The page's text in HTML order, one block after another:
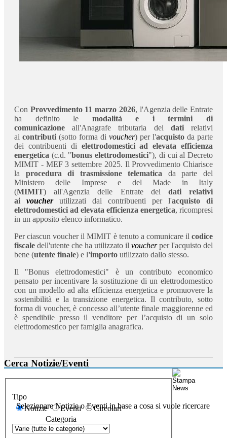
Con Provvedimento 11 marzo 2026, l'Agenzia delle Entrate
ha definito le modalità e i termini di
comunicazione all'Anagrafe tributaria dei datirelativi
ai contributi (sotto forma di voucher) per l'acquisto da parte
dei contribuenti di elettrodomestici ad elevata efficienza
energetica (c.d. "bonus elettrodomestici"), di cui al Decreto
MIMIT - MEF 3 settembre 2025. Il Provvedimento Chiarisce
la procedura di trasmissione telematica da parte del
Ministero delle Imprese e del Made in Italy
(MIMIT) all'Agenzia delle Entrate dei dati relativi
ai voucher utilizzati dai contribuenti per l'acquisto di
elettrodomestici ad elevata efficienza energetica, ricompresi
in un apposito elenco informatico.
Per ciascun voucher il MIMIT è tenuto a comunicare il codice
fiscale dell'utente che ha utilizzato il voucherper l'acquisto del
bene (utente finale) e l'importo utilizzato dallo stesso.
Il "Bonus elettrodomestici" è un contributo economico
pensato per incentivare la sostituzione di un elettrodomestico
con un modello ad alta efficienza energetica e promuovere la
sostenibilità e la transizione energetica. Il contributo, sotto
forma di voucher, è concesso all’utente finale maggiorenne ed
è spendibile presso il venditore per l’acquisto di un solo
elettrodomestico per famiglia anagrafica.
Cerca Notizie/Eventi
Tipo
Selezionare Notizie o Eventi in base a cosa si vuole ricercare
Notizie Eventi
Circolari
Categoria